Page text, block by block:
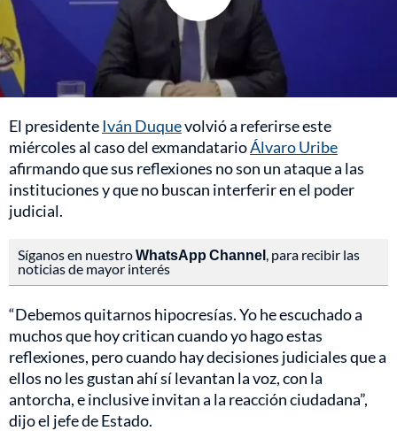
El presidenteIván Duquevolvió a referirse este
miércoles al caso del exmandatarioÁlvaro Uribe
afirmando que sus reflexiones no son un ataque a las
instituciones y que no buscan interferir en el poder
judicial.
Síganos en nuestroWhatsApp Channel , para recibir las
noticias de mayor interés
“Debemos quitarnos hipocresías. Yo he escuchado a
muchos que hoy critican cuando yo hago estas
reflexiones, pero cuando hay decisiones judiciales que a
ellos no les gustan ahí sí levantan la voz, con la
antorcha, e inclusive invitan a la reacción ciudadana”,
dijo el jefe de Estado.